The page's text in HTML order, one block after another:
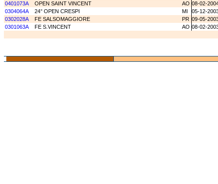
0401073A
OPEN SAINT VINCENT AO 08-02-
0304064A
24° OPEN CRESPI MI
05-12-
0302028A
FE SALSOMAGGIORE PR 09-05-
0301063A
FE S.VINCENT AO 08-02-